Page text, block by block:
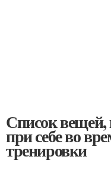
Список
при себе во
тренировки